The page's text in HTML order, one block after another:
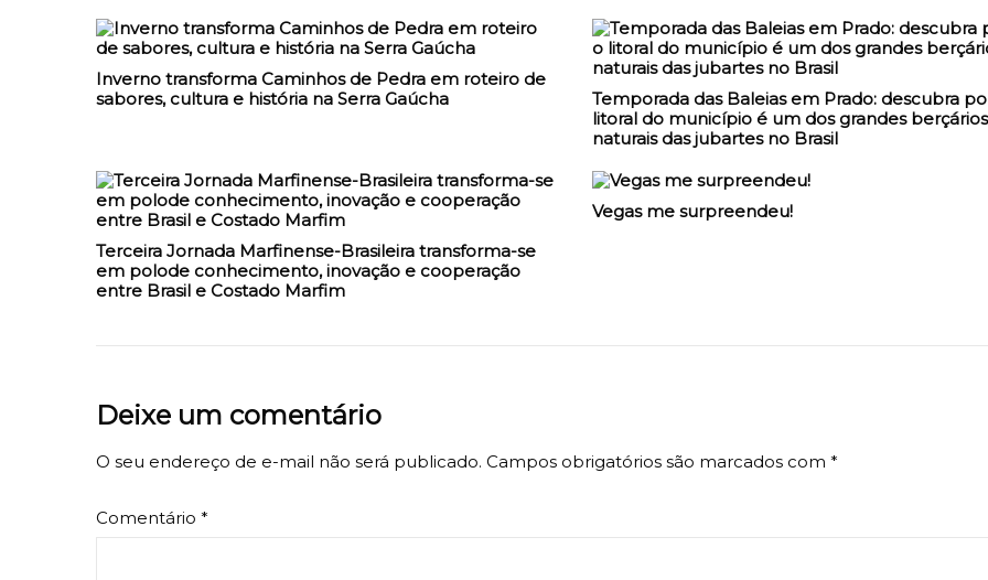
Inverno transforma Caminhos de Pedra em roteiro de
sabores, cultura e história na Serra Gaúcha
Temporada das Baleias em Prado: descubra
litoral do município é um dos grandes berçários
naturais das jubartes no Brasil
Terceira Jornada Marfinense-Brasileira transforma-se
em polode conhecimento, inovação e cooperação
entre Brasil e Costado Marfim
Vegas me surpreendeu!
Deixe um comentário
O seu endereço de e-mail não será publicado. Campos obrigatórios são marcados com *
Comentário *